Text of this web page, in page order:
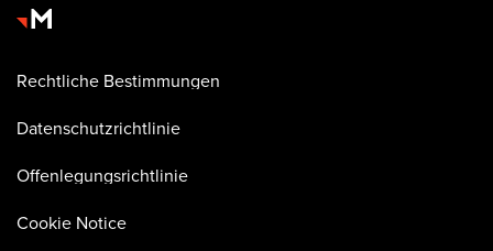
Rechtliche Bestimmungen
Datenschutzrichtlinie
Offenlegungsrichtlinie
Cookie Notice